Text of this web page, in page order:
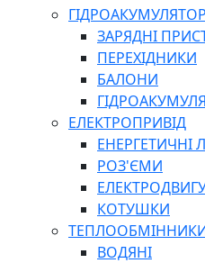
ЗАРЯДНІ
ПЕРЕХІДНИКИ
БАЛОНИ
ЕЛЕКТРОПРИВІД
ЕНЕРГЕТИЧНІ
РОЗ'ЄМИ
КОТУШКИ
ВОДЯНІ